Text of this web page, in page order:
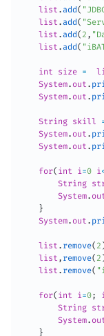
    list
.add (
    list
.add (
    list
.add ( 2 ,
    list
.add (
int size =
System. out .
System. out .
String skill
System. out .
System. out .
for( int i=0 i
String
System.
}
System. out .
    list
. remove( 2
    list
, remove( 2
    list
. remove(
for( int i=0;
String
System.
}